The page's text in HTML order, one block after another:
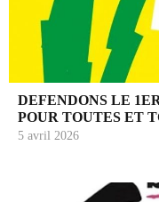
DEFENDONS LE
POUR TOUTES ET
5 avril 2026